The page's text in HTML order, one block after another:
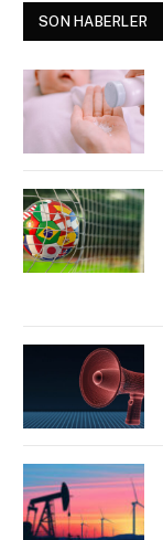
SON HABERLER